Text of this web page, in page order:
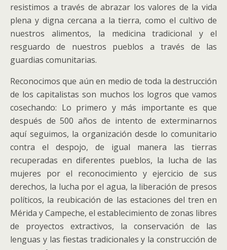
resistimos a través de abrazar los valores de la vida
plena y digna cercana a la tierra, como el cultivo de
nuestros alimentos, la medicina tradicional y el
resguardo de nuestros pueblos a través de las
guardias comunitarias.
Reconocimos que aún en medio de toda la destrucción
de los capitalistas son muchos los logros que vamos
cosechando: Lo primero y más importante es que
después de 500 años de intento de exterminarnos
aquí seguimos, la organización desde lo comunitario
contra el despojo, de igual manera las tierras
recuperadas en diferentes pueblos, la lucha de las
mujeres por el reconocimiento y ejercicio de sus
derechos, la lucha por el agua, la liberación de presos
políticos, la reubicación de las estaciones del tren en
Mérida y Campeche, el establecimiento de zonas libres
de proyectos extractivos, la conservación de las
lenguas y las fiestas tradicionales y la construcción de